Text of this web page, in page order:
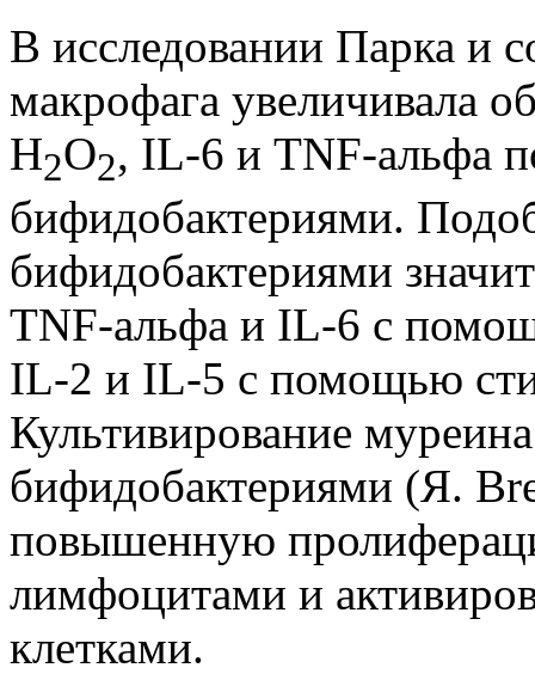
В исследовании Парка и
макрофага увеличивала
Н2О2, IL-6 и TNF-альфа
бифидобактериями.
бифидобактериями
TNF-альфа и IL-6 с
IL-2 и IL-5 с помощью
Культивирование
бифидобактериями (Я.
повышенную
лимфоцитами и
клетками.